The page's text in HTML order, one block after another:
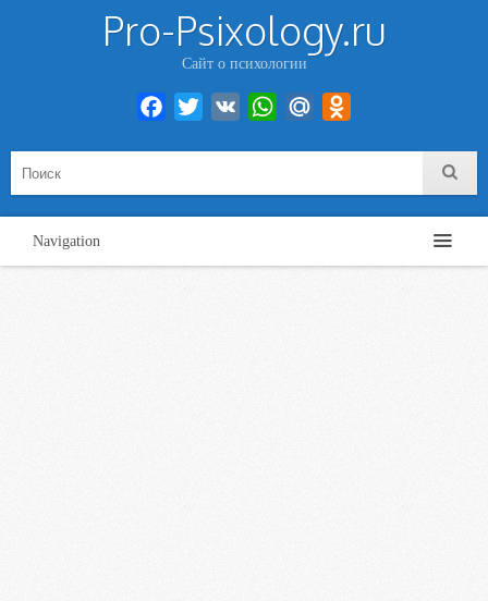
Pro-Psixology.ru
Сайт о психологии
Facebook
Twitter VK WhatsAppMail.Ru
Navigation